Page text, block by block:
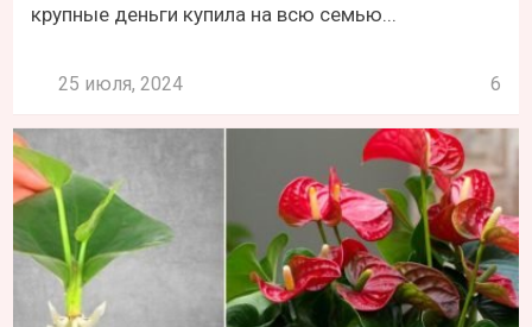
крупные деньги купила на всю семью...
25 июля, 2024 6